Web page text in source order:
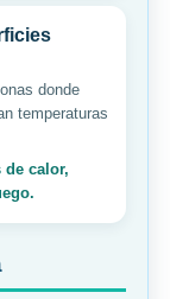
donde
temperaturas
calor,